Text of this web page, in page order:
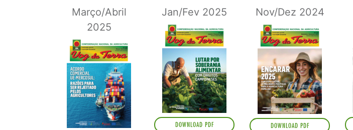
Março/Abril
2025
Jan/Fev 2025
DOWNLOAD PDF
Nov/Dez 2024
DOWNLOAD PDF